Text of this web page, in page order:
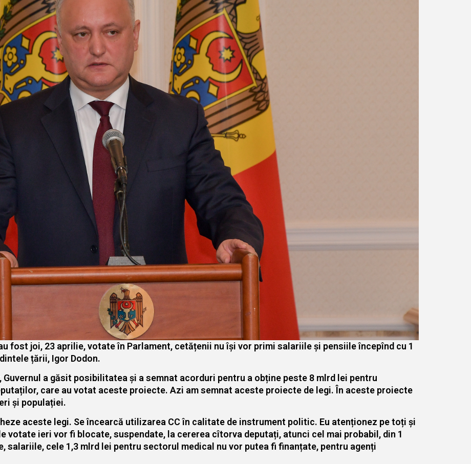
fost joi, 23 aprilie, votate în Parlament, cetățenii nu își vor primi salariile și pensiile începînd cu 1
țării, Igor Dodon.
a găsit posibilitatea și a semnat acorduri pentru a obține peste 8 mlrd lei pentru
care au votat aceste proiecte. Azi am semnat aceste proiecte de legi. În aceste proiecte
și populației.
aceste legi. Se încearcă utilizarea CC în calitate de instrument politic. Eu atenționez pe toți și
votate ieri vor fi blocate, suspendate, la cererea cîtorva deputați, atunci cel mai probabil, din 1
salariile, cele 1,3 mlrd lei pentru sectorul medical nu vor putea fi finanțate, pentru agenți